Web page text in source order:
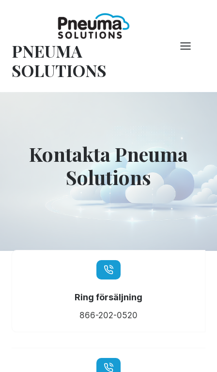
PNEUMA
SOLUTIONS
Kontakta Pneuma
Solutions
Ring försäljning
866-202-0520